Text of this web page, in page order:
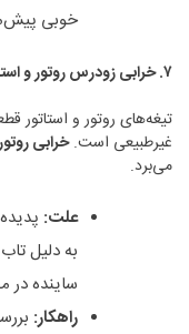
خوبی
۷.خرابی زودرس روتور و
تیغه‌های روتور و استاتور
غیرطبیعی است.خرابی
می‌برد.
علت:
به دلیل
ساینده
راهکار: